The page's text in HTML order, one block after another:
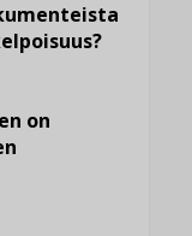
on